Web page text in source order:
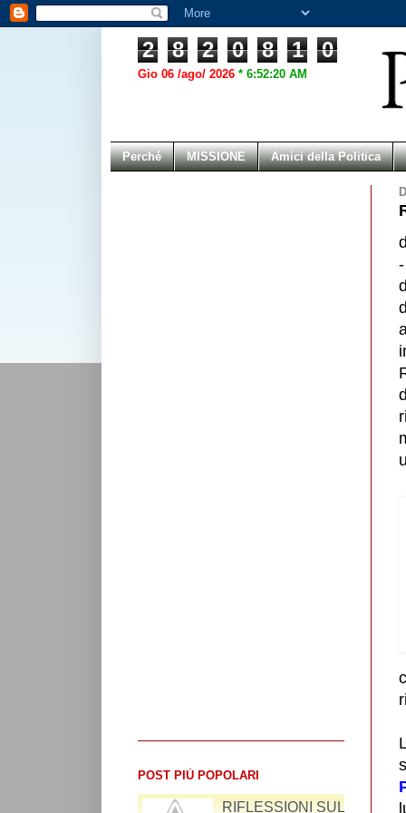
2 8 2 0 8 1 0
Gio 06 /ago/ 2026 * 6:52:20 AM
Perché MISSIONE Amici della Politica
POST PIÙ POPOLARI
RIFLESSIONI SUL